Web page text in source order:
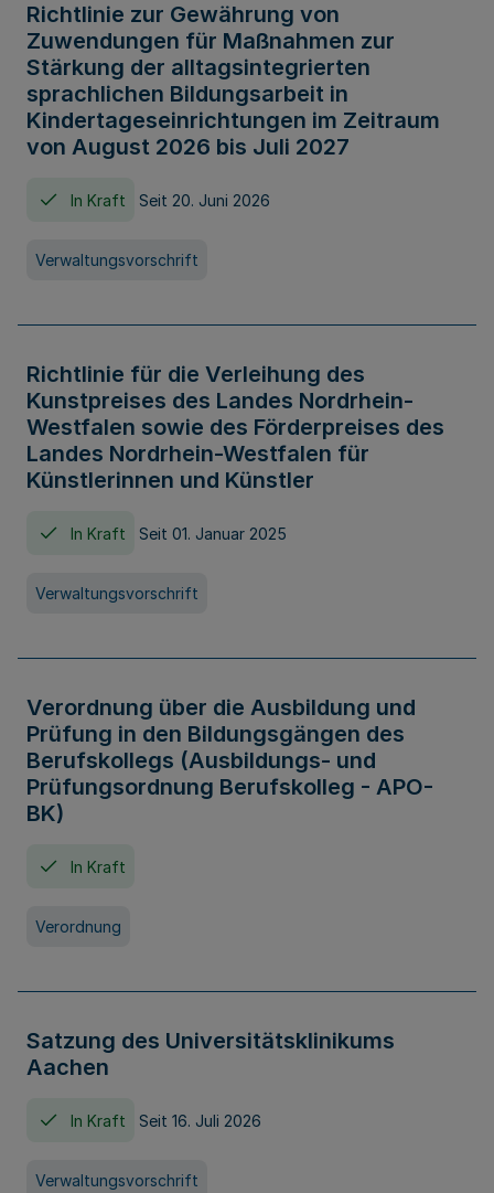
Richtlinie zur Gewährung von
Zuwendungen für Maßnahmen zur
Stärkung der alltagsintegrierten
sprachlichen Bildungsarbeit in
Kindertageseinrichtungen im Zeitraum
von August 2026 bis Juli 2027
In Kraft Seit 20. Juni 2026
Verwaltungsvorschrift
Richtlinie für die Verleihung des
Kunstpreises des Landes Nordrhein-
Westfalen sowie des Förderpreises des
Landes Nordrhein-Westfalen für
Künstlerinnen und Künstler
In Kraft Seit 01. Januar 2025
Verwaltungsvorschrift
Verordnung über die Ausbildung und
Prüfung in den Bildungsgängen des
Berufskollegs (Ausbildungs- und
Prüfungsordnung Berufskolleg - APO-
BK)
In Kraft
Verordnung
Satzung des Universitätsklinikums
Aachen
In Kraft Seit 16. Juli 2026
Verwaltungsvorschrift